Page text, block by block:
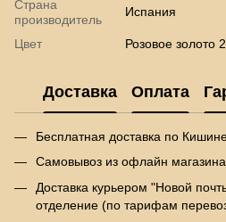
Страна
производитель
Испания
Цвет Розовое золото
Доставка Оплата
Бесплатная доставка по
Самовывоз из офлайн магазина
Доставка курьером "Новой
отделение (по тарифам